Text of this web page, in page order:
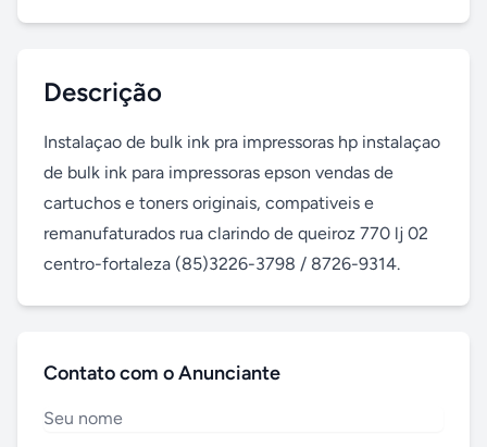
Descrição
Instalaçao de bulk ink pra impressoras hp instalaçao
de bulk ink para impressoras epson vendas de
cartuchos e toners originais, compativeis e
remanufaturados rua clarindo de queiroz 770 lj 02
centro-fortaleza (85)3226-3798 / 8726-9314.
Contato com o Anunciante